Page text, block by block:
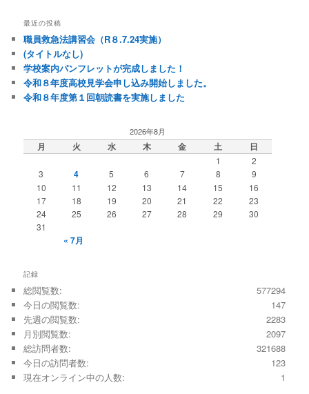
最近の投稿
職員救急法講習会（R８.7.24実施）
(タイトルなし)
学校案内パンフレットが完成しました！
令和８年度高校見学会申し込み開始しました。
令和８年度第１回朝読書を実施しました
2026年8月
月 火 水 木 金 土 日
1
2
3
4 5 6 7 8
9
10
11 12 13 14 15
16
17
18 19 20 21 22
23
24
25 26 27 28 29
30
31
« 7月
記録
577294
総閲覧数:
147
今日の閲覧数:
2283
先週の閲覧数:
2097
月別閲覧数:
321688
総訪問者数:
123
今日の訪問者数:
1
現在オンライン中の人数: